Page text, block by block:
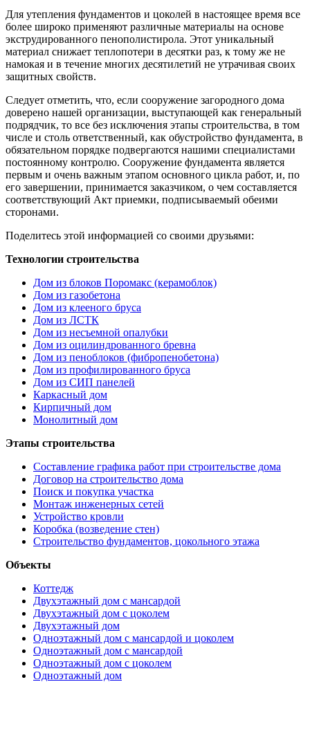
Для утепления фундаментов и цоколей в настоящее время все
более широко применяют различные материалы на основе
экструдированного пенополистирола. Этот уникальный
материал снижает теплопотери в десятки раз, к тому же не
намокая и в течение многих десятилетий не утрачивая своих
защитных свойств.
Следует отметить, что, если сооружение загородного дома
доверено нашей организации, выступающей как генеральный
подрядчик, то все без исключения этапы строительства, в том
числе и столь ответственный, как обустройство фундамента, в
обязательном порядке подвергаются нашими специалистами
постоянному контролю. Сооружение фундамента является
первым и очень важным этапом основного цикла работ, и, по
его завершении, принимается заказчиком, о чем составляется
соответствующий Акт приемки, подписываемый обеими
сторонами.
Поделитесь этой информацией со своими друзьями:
Технологии строительства
Дом из блоков Поромакс (керамоблок)
Дом из газобетона
Дом из клееного бруса
Дом из ЛСТК
Дом из несъемной опалубки
Дом из оцилиндрованного бревна
Дом из пеноблоков (фибропенобетона)
Дом из профилированного бруса
Дом из СИП панелей
Каркасный дом
Кирпичный дом
Монолитный дом
Этапы строительства
Составление графика работ при строительстве дома
Договор на строительство дома
Поиск и покупка участка
Монтаж инженерных сетей
Устройство кровли
Коробка (возведение стен)
Строительство фундаментов, цокольного этажа
Объекты
Коттедж
Двухэтажный дом с мансардой
Двухэтажный дом с цоколем
Двухэтажный дом
Одноэтажный дом с мансардой и цоколем
Одноэтажный дом с мансардой
Одноэтажный дом с цоколем
Одноэтажный дом